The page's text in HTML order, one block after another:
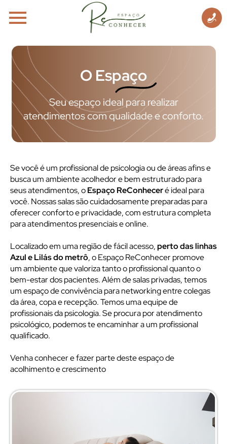
O Espaço
Seu espaço ideal para realizar
atendimentos com qualidade e conforto.
Se você é um profissional de psicologia ou de áreas afins e
busca um ambiente acolhedor e bem estruturado para
seus atendimentos, oEspaço ReConheceré ideal para
você. Nossas salas são cuidadosamente preparadas para
oferecer conforto e privacidade, com estrutura completa
para atendimentos presenciais e online.
Localizado em uma região de fácil acesso,perto das linhas
Azul e Lilás do metrô, o Espaço ReConhecer promove
um ambiente que valoriza tanto o profissional quanto o
bem-estar dos pacientes. Além de salas privadas, temos
um espaço de convivência para networking entre colegas
da área, copa e recepção. Temos uma equipe de
profissionais da psicologia. Se procura por atendimento
psicológico, podemos te encaminhar a um profissional
qualificado.
Venha conhecer e fazer parte deste espaço de
acolhimento e crescimento